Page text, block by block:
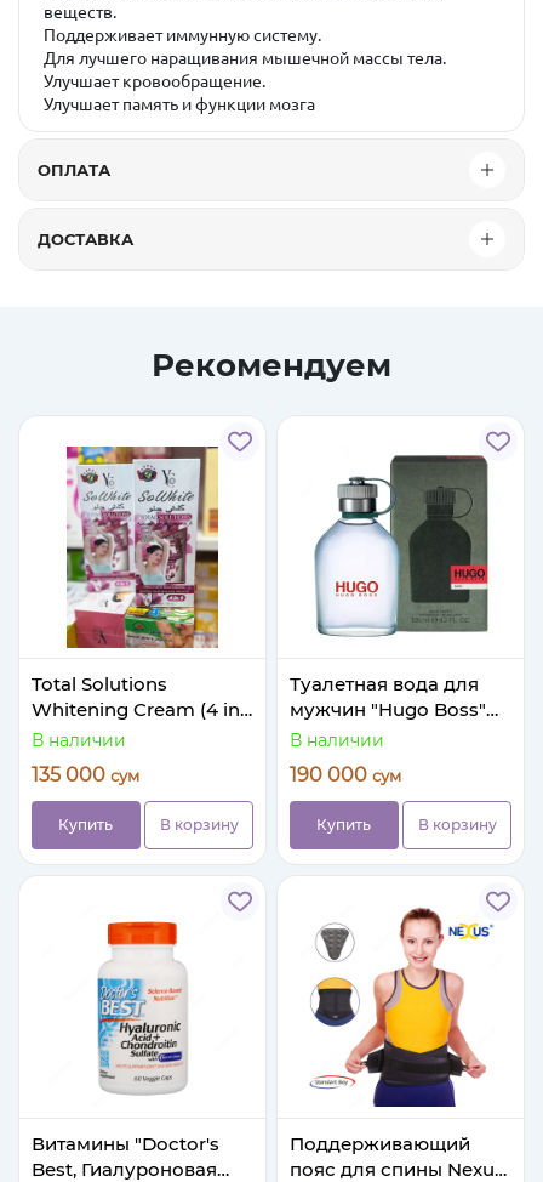
веществ.
Поддерживает иммунную систему.
Для лучшего наращивания мышечной массы тела.
Улучшает кровообращение.
Улучшает память и функции мозга
ОПЛАТА
ДОСТАВКА
Рекомендуем
Total Solutions
Whitening Cream (4 in
1) — крем для
отбеливания и ухода
за кожей
чувствительных зон
В наличии
135 000 сум
Купить В корзину
Туалетная вода для
мужчин "Hugo Boss"
Hugo Man, 125 мл.
(Копия-А) Турция
В наличии
190 000 сум
Купить В корзину
Витамины "Doctor's
Best, Гиалуроновая
Поддерживающий
пояс для спины Nexus